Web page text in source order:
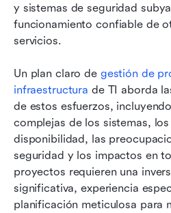
y sistemas de seguridad
funcionamiento confiable de
servicios.
Un plan claro de gestión de
infraestructura de TI aborda
de estos esfuerzos,
complejas de los sistemas,
disponibilidad, las
seguridad y los impactos en
proyectos requieren una
significativa, experiencia
planificación meticulosa para